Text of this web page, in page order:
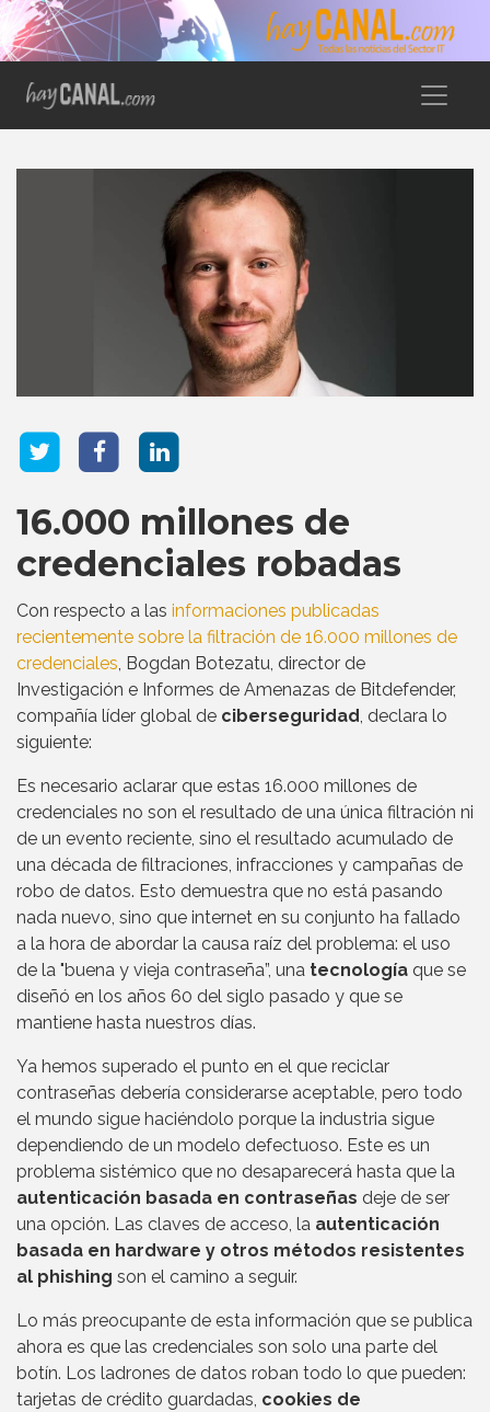
16.000 millones de
credenciales robadas
Con respecto a las informaciones publicadas
recientemente sobre la filtración de 16.000 millones de
credenciales, Bogdan Botezatu, director de
Investigación e Informes de Amenazas de Bitdefender,
compañía líder global de ciberseguridad, declara lo
siguiente:
Es necesario aclarar que estas 16.000 millones de
credenciales no son el resultado de una única filtración ni
de un evento reciente, sino el resultado acumulado de
una década de filtraciones, infracciones y campañas de
robo de datos. Esto demuestra que no está pasando
nada nuevo, sino que internet en su conjunto ha fallado
a la hora de abordar la causa raíz del problema: el uso
de la "buena y vieja contraseña”, una tecnología que se
diseñó en los años 60 del siglo pasado y que se
mantiene hasta nuestros días.
Ya hemos superado el punto en el que reciclar
contraseñas debería considerarse aceptable, pero todo
el mundo sigue haciéndolo porque la industria sigue
dependiendo de un modelo defectuoso. Este es un
problema sistémico que no desaparecerá hasta que la
autenticación basada en contraseñas deje de ser
una opción. Las claves de acceso, la autenticación
basada en hardware y otros métodos resistentes
al phishing son el camino a seguir.
Lo más preocupante de esta información que se publica
ahora es que las credenciales son solo una parte del
botín. Los ladrones de datos roban todo lo que pueden:
tarjetas de crédito guardadas, cookies de